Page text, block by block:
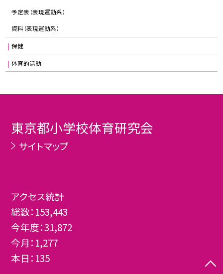
予定表（表現運動系）
資料（表現運動系）
保健
体育的活動
東京都小学校体育研究会
サイトマップ
アクセス統計
総数： 153,443
今年度：31,872
今月： 1,277
本日： 135